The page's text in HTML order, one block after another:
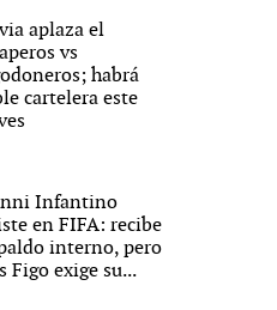
aplaza el
vs
habrá
cartelera este
Infantino
en FIFA: recibe
interno, pero
Figo exige su...